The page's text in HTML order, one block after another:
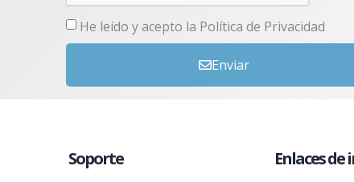
He leído y acepto la Política de Privacidad
Enviar
Soporte Enlaces de